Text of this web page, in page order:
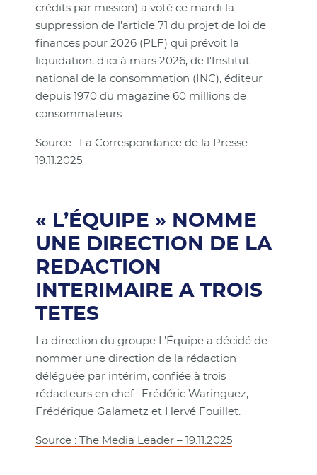
crédits par mission) a voté ce mardi la
suppression de l'article 71 du projet de loi de
finances pour 2026 (PLF) qui prévoit la
liquidation, d'ici à mars 2026, de l'Institut
national de la consommation (INC), éditeur
depuis 1970 du magazine 60 millions de
consommateurs.
Source : La Correspondance de la Presse –
19.11.2025
« L’ÉQUIPE » NOMME
UNE DIRECTION DE LA
REDACTION
INTERIMAIRE A TROIS
TETES
La direction du groupe L’Équipe a décidé de
nommer une direction de la rédaction
déléguée par intérim, confiée à trois
rédacteurs en chef : Frédéric Waringuez,
Frédérique Galametz et Hervé Fouillet.
Source : The Media Leader – 19.11.2025